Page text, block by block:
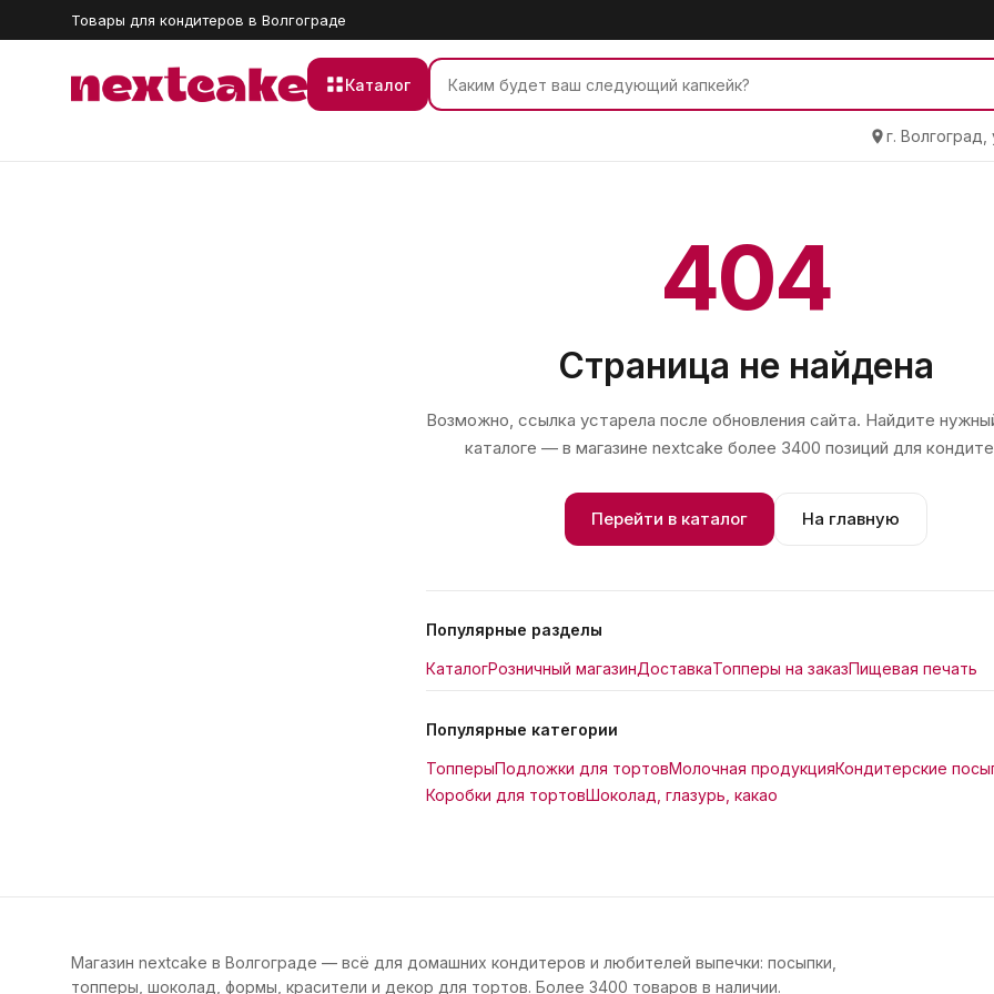
Товары для кондитеров в Волгограде
Каталог
г.
404
Страница не найдена
Возможно, ссылка устарела после обновления сайта. Найдите
каталоге — в магазине nextcake более 3400 позиций для
Перейти в каталог На главную
Популярные разделы
КаталогРозничный магазинДоставкаТопперы на заказПищевая печать
Популярные категории
ТопперыПодложки для тортовМолочная продукцияКондитерские
Коробки для тортовШоколад, глазурь, какао
Магазин nextcake в Волгограде — всё для домашних кондитеров и любителей выпечки: посыпки,
топперы, шоколад, формы, красители и декор для тортов. Более 3400 товаров в наличии.